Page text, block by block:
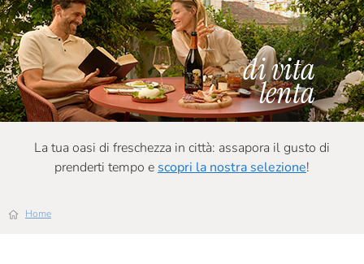
La tua oasi di freschezza in città: assapora il gusto di
prenderti tempo e scopri la nostra selezione!
Home